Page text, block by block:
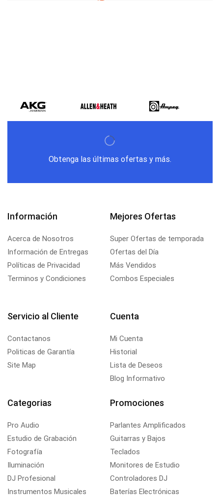
Obtenga las últimas ofertas y más.
Información
Acerca de Nosotros
Información de Entregas
Políticas de Privacidad
Terminos y Condiciones
Mejores Ofertas
Super Ofertas de temporada
Ofertas del Día
Más Vendidos
Combos Especiales
Servicio al Cliente
Contactanos
Politicas de Garantía
Site Map
Cuenta
Mi Cuenta
Historial
Lista de Deseos
Blog Informativo
Categorias
Pro Audio
Estudio de Grabación
Fotografía
Iluminación
DJ Profesional
Instrumentos Musicales
Promociones
Parlantes Amplificados
Guitarras y Bajos
Teclados
Monitores de Estudio
Controladores DJ
Baterías Electrónicas